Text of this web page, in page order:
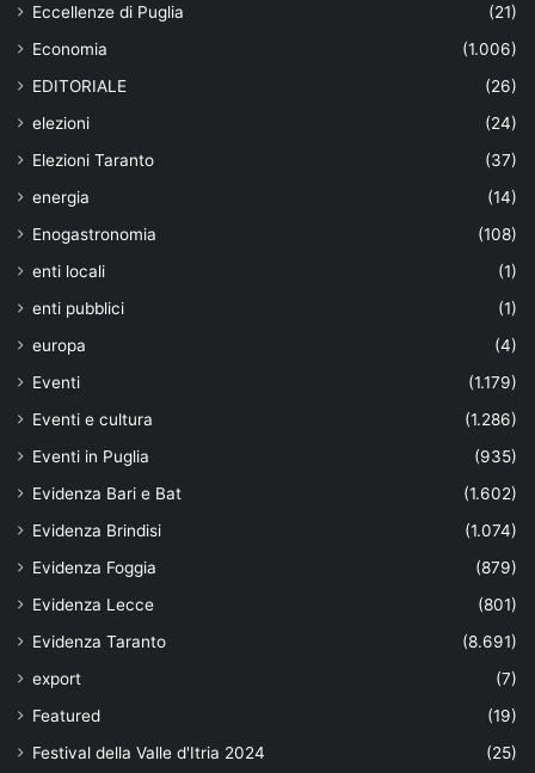
Eccellenze di Puglia
(21)
Economia
(1.006)
EDITORIALE
(26)
elezioni
(24)
Elezioni Taranto
(37)
energia
(14)
Enogastronomia
(108)
enti locali
(1)
enti pubblici
(1)
europa
(4)
Eventi
(1.179)
Eventi e cultura
(1.286)
Eventi in Puglia
(935)
Evidenza Bari e Bat
(1.602)
Evidenza Brindisi
(1.074)
Evidenza Foggia
(879)
Evidenza Lecce
(801)
Evidenza Taranto
(8.691)
export
(7)
Featured
(19)
Festival della Valle d'Itria 2024
(25)